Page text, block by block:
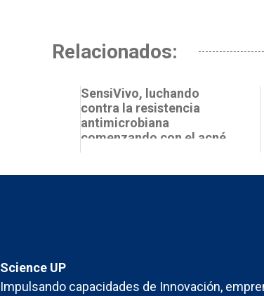
Relacionados:
SensiVivo, luchando
contra la resistencia
antimicrobiana
comenzando con el acné
Science UP
Impulsando capacidades de Innovación,